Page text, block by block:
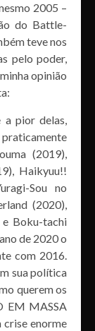
2005 –
do Battle-
teve nos
pelo poder,
opinião
a pior delas,
praticamente
(2019),
Haikyuu!!
Sou no
(2020),
e Boku-tachi
de 2020 o
com 2016.
sua política
querem os
EM MASSA
crise enorme